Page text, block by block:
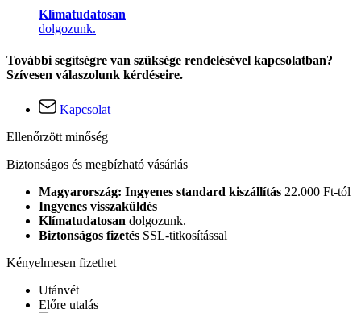
Klímatudatosan
dolgozunk.
További segítségre van szüksége rendelésével kapcsolatban?
Szívesen válaszolunk kérdéseire.
Kapcsolat
Ellenőrzött minőség
Biztonságos és megbízható vásárlás
Magyarország: Ingyenes standard kiszállítás 22.000 Ft-tól
Ingyenes visszaküldés
Klímatudatosan dolgozunk.
Biztonságos fizetés SSL-titkosítással
Kényelmesen fizethet
Utánvét
Előre utalás